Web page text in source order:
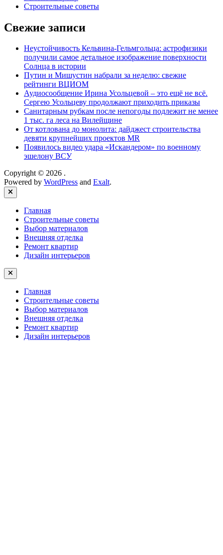
Строительные советы
Свежие записи
Неустойчивость Кельвина-Гельмгольца: астрофизики
получили самое детальное изображение поверхности
Солнца в истории
Путин и Мишустин набрали за неделю: свежие
рейтинги ВЦИОМ
Аудиосообщение Ирина Усольцевой – это ещё не всё.
Сергею Усольцеву продолжают приходить приказы
Санитарным рубкам после непогоды подлежит не менее
1 тыс. га леса на Вилейщине
От котлована до монолита: дайджест строительства
девяти крупнейших проектов MR
Появилось видео удара «Искандером» по военному
эшелону ВСУ
Copyright © 2026 .
Powered by WordPress and Exalt.
Close
Главная
Строительные советы
Выбор материалов
Внешняя отделка
Ремонт квартир
Дизайн интерьеров
Главная
Строительные советы
Выбор материалов
Внешняя отделка
Ремонт квартир
Дизайн интерьеров